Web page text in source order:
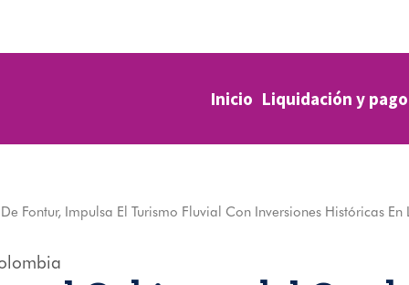
Inicio Liquidación y
Fontur, Impulsa El Turismo Fluvial Con Inversiones Históricas